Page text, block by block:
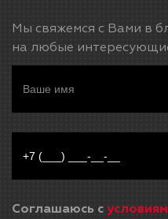
Мы свяжемся с Вами в
на любые
Соглашаюсь с